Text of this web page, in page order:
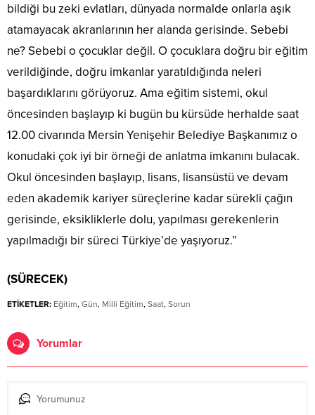
bildiği bu zeki evlatları, dünyada normalde onlarla aşık
atamayacak akranlarının her alanda gerisinde. Sebebi
ne? Sebebi o çocuklar değil. O çocuklara doğru bir eğitim
verildiğinde, doğru imkanlar yaratıldığında neleri
başardıklarını görüyoruz. Ama eğitim sistemi, okul
öncesinden başlayıp ki bugün bu kürsüde herhalde saat
12.00 civarında Mersin Yenişehir Belediye Başkanımız o
konudaki çok iyi bir örneği de anlatma imkanını bulacak.
Okul öncesinden başlayıp, lisans, lisansüstü ve devam
eden akademik kariyer süreçlerine kadar sürekli çağın
gerisinde, eksikliklerle dolu, yapılması gerekenlerin
yapılmadığı bir süreci Türkiye’de yaşıyoruz.”
(SÜRECEK)
ETİKETLER: Eğitim, Gün, Milli Eğitim, Saat, Sorun
Yorumlar